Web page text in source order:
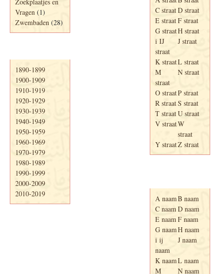
Vragen (1)
Zwembaden (28)
1890-1899
1900-1909
1910-1919
1920-1929
1930-1939
1940-1949
1950-1959
1960-1969
1970-1979
1980-1989
1990-1999
2000-2009
2010-2019
C straatD straat
E straatF straat
G straatH straat
i IJ
straat
J straat
K straatL straat
M
straat
N straat
O straatP straat
R straatS straat
T straatU straat
V straatW
straat
Y straatZ straat
A naamB naam
C naamD naam
E naamF naam
G naamH naam
i ij
naam
J naam
K naamL naam
M
N naam